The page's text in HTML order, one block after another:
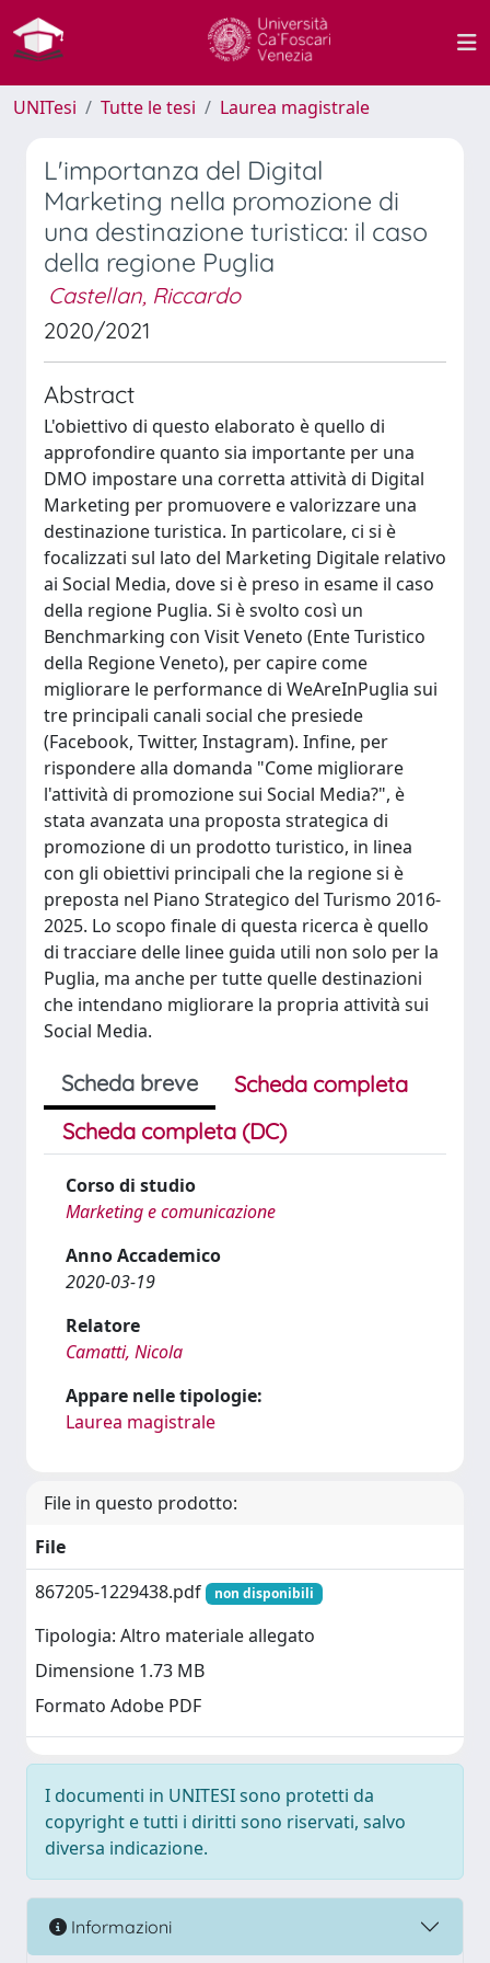
UNITesi Tutte le tesi Laurea magistrale
L'importanza del Digital
Marketing nella promozione di
una destinazione turistica: il caso
della regione Puglia
Castellan, Riccardo
2020/2021
Abstract
L'obiettivo di questo elaborato è quello di
approfondire quanto sia importante per una
DMO impostare una corretta attività di Digital
Marketing per promuovere e valorizzare una
destinazione turistica. In particolare, ci si è
focalizzati sul lato del Marketing Digitale relativo
ai Social Media, dove si è preso in esame il caso
della regione Puglia. Si è svolto così un
Benchmarking con Visit Veneto (Ente Turistico
della Regione Veneto), per capire come
migliorare le performance di WeAreInPuglia sui
tre principali canali social che presiede
(Facebook, Twitter, Instagram). Infine, per
rispondere alla domanda "Come migliorare
l'attività di promozione sui Social Media?", è
stata avanzata una proposta strategica di
promozione di un prodotto turistico, in linea
con gli obiettivi principali che la regione si è
preposta nel Piano Strategico del Turismo 2016-
2025. Lo scopo finale di questa ricerca è quello
di tracciare delle linee guida utili non solo per la
Puglia, ma anche per tutte quelle destinazioni
che intendano migliorare la propria attività sui
Social Media.
Scheda breve
Scheda completa
Scheda completa (DC)
Corso di studio
Marketing e comunicazione
Anno Accademico
2020-03-19
Relatore
Camatti, Nicola
Appare nelle tipologie:
Laurea magistrale
File in questo prodotto:
File
867205-1229438.pdf
non disponibili
Tipologia: Altro materiale allegato
Dimensione 1.73 MB
Formato Adobe PDF
I documenti in UNITESI sono protetti da
copyright e tutti i diritti sono riservati, salvo
diversa indicazione.
Informazioni